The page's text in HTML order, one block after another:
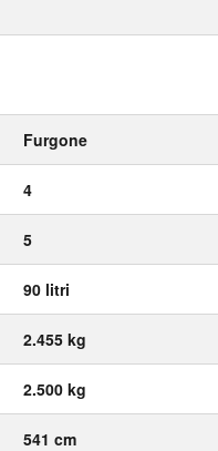
Furgone
4
5
90 litri
2.455 kg
2.500 kg
541 cm